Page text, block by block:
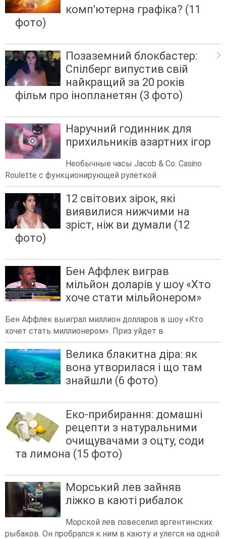
комп'ютерна графіка? (11
фото)
Позаземний блокбастер:
Спілберг випустив свій
найкращий за 20 років
фільм про інопланетян (3 фото)
Наручний годинник для
прихильників азартних ігор
Необычные часы Jacob & Co. Casino
Roulette с функционирующей рулеткой.
12 світових зірок, які
виявилися нижчими на
зріст, ніж ви думали (12
фото)
Бен Аффлек виграв
мільйон доларів у шоу «Хто
хоче стати мільйонером»
Бен Аффлек выиграл миллион долларов в шоу «Кто
хочет стать миллионером». Приз уйдет в
Велика блакитна діра: як
вона утворилася і що там
знайшли (6 фото)
Еко-прибирання: домашні
рецепти з натуральними
очищувачами з оцту, соди
та лимона (15 фото)
Морський лев зайняв
ліжко в каюті рибалок
Морской лев повеселил аргентинских
рыбаков. Он пробрался к ним в каюту и улегся на одной